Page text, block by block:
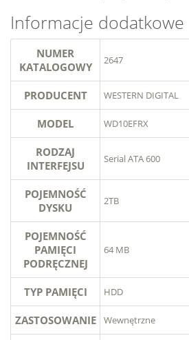
Informacje dodatkowe
NUMER
KATALOGOWY
2647
PRODUCENT WESTERN DIGITAL
MODEL WD10EFRX
RODZAJ
INTERFEJSU
Serial ATA 600
POJEMNOŚĆ
DYSKU
2TB
POJEMNOŚĆ
PAMIĘCI
PODRĘCZNEJ
64 MB
TYP PAMIĘCI HDD
ZASTOSOWANIE Wewnętrzne